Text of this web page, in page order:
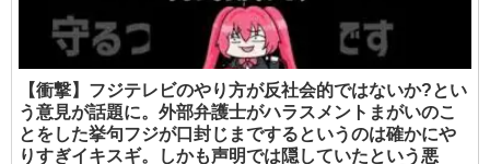
【衝撃】フジテレビのやり方が反社会的ではないか?とい
う意見が話題に。外部弁護士がハラスメントまがいのこ
とをした挙句フジが口封じまでするというのは確かにや
りすぎイキスギ。しかも声明では隠していたという悪